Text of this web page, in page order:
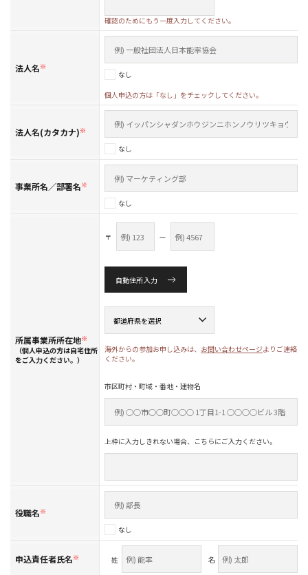
確認のためにもう一度入力してください。
法人名※
なし
個人申込の方は「なし」をチェックしてください。
法人名(カタカナ)※
なし
事業所名／部署名※
なし
所属事業所所在地※
（個人申込の方は自宅住所
をご入力ください。）
〒 —
自動住所入力
海外からの参加お申し込みは、 お問い合わせページよりご連絡
ください。
市区町村・町域・番地・建物名
上枠に入力しきれない場合、こちらにご入力ください。
役職名※
なし
申込責任者氏名※ 姓 名